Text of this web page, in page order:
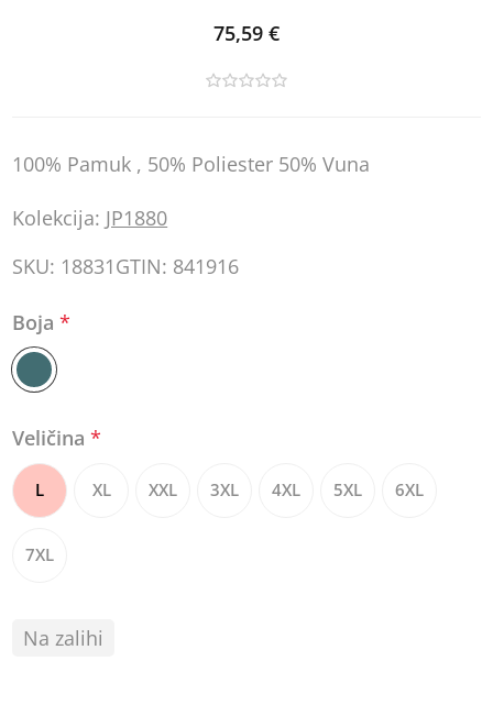
75,59 €
100% Pamuk , 50% Poliester 50% Vuna
Kolekcija: JP1880
SKU: 18831GTIN: 841916
Boja*
Veličina*
L XL XXL 3XL 4XL 5XL 6XL
7XL
Na zalihi